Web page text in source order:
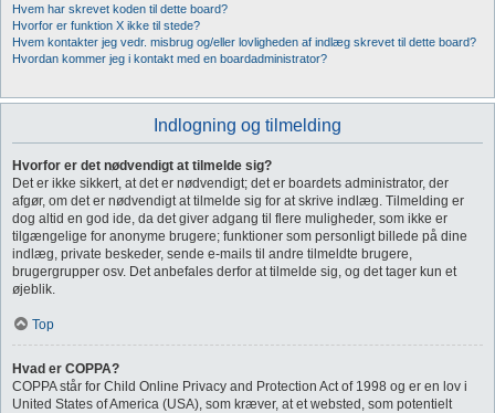
Hvem har skrevet koden til dette board?
Hvorfor er funktion X ikke til stede?
Hvem kontakter jeg vedr. misbrug og/eller lovligheden af indlæg skrevet til dette board?
Hvordan kommer jeg i kontakt med en boardadministrator?
Indlogning og tilmelding
Hvorfor er det nødvendigt at tilmelde sig?
Det er ikke sikkert, at det er nødvendigt; det er boardets administrator, der
afgør, om det er nødvendigt at tilmelde sig for at skrive indlæg. Tilmelding er
dog altid en god ide, da det giver adgang til flere muligheder, som ikke er
tilgængelige for anonyme brugere; funktioner som personligt billede på dine
indlæg, private beskeder, sende e-mails til andre tilmeldte brugere,
brugergrupper osv. Det anbefales derfor at tilmelde sig, og det tager kun et
øjeblik.
Top
Hvad er COPPA?
COPPA står for Child Online Privacy and Protection Act of 1998 og er en lov i
United States of America (USA), som kræver, at et websted, som potentielt